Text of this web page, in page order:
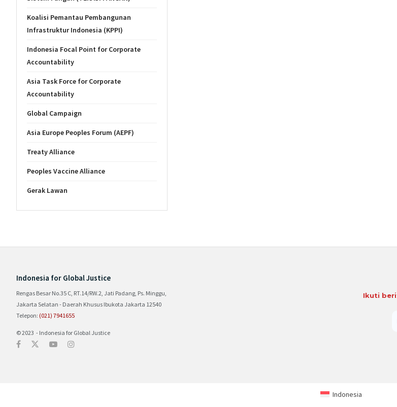
Koalisi Pemantau Pembangunan
Infrastruktur Indonesia (KPPI)
Indonesia Focal Point for Corporate
Accountability
Asia Task Force for Corporate
Accountability
Global Campaign
Asia Europe Peoples Forum (AEPF)
Treaty Alliance
Peoples Vaccine Alliance
Gerak Lawan
Indonesia for Global Justice
Rengas Besar No.35 C, RT.14/RW.2, Jati Padang, Ps. Minggu,
Jakarta Selatan - Daerah Khusus Ibukota Jakarta 12540
Telepon: (021) 7941655
© 2023 - Indonesia for Global Justice
Ikuti
Indonesia